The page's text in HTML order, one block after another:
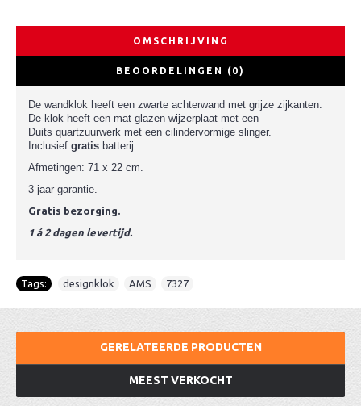
OMSCHRIJVING
BEOORDELINGEN (0)
De wandklok heeft een zwarte achterwand met grijze zijkanten.
De klok heeft een mat glazen wijzerplaat met een
Duits quartzuurwerk met een cilindervormige slinger.
Inclusief gratis batterij.
Afmetingen: 71 x 22 cm.
3 jaar garantie.
Gratis bezorging.
1 á 2 dagen levertijd.
Tags: designklok AMS 7327
GERELATEERDE PRODUCTEN
MEEST VERKOCHT